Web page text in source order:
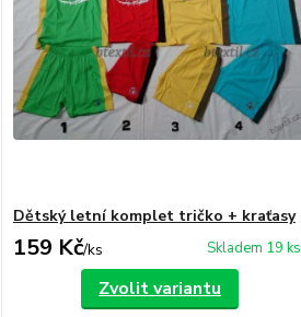
Dětský letní komplet tričko + kraťasy
159 Kč/ks Skladem 19 ks
Zvolit variantu